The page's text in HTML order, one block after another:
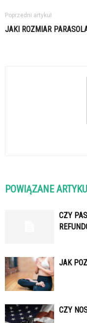
Poprzedni artykuł
JAKI ROZMIAR
POWIĄZANE
CZY
JAK
CZY